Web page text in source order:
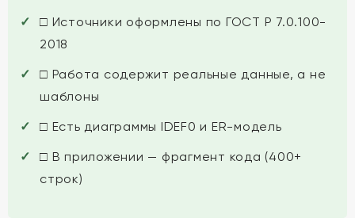
□ Источники оформлены по ГОСТ Р 7.0.100-
2018
□ Работа содержит реальные данные, а не
шаблоны
□ Есть диаграммы IDEF0 и ER-модель
□ В приложении — фрагмент кода (400+
строк)